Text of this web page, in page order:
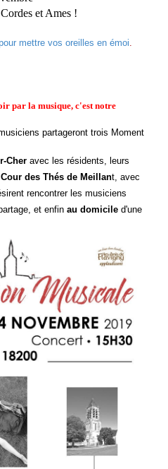
et Ames !
mettre vos oreilles en émoi
par la musique, c'est notre
partageront trois Moment
Cher avec les résidents, leurs
Cour des Thés de Meillant, avec
rencontrer les musiciens
et enfin au domicile d'une